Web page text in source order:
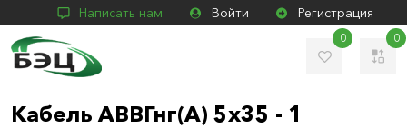
Написать нам Войти Регистрация
0 0
Кабель АВВГнг(А) 5х35 - 1